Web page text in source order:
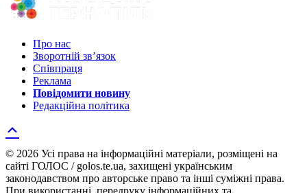
Про нас
Зворотній зв’язок
Співпраця
Реклама
Повідомити новину
Редакційна політика
© 2026 Усі права на інформаційні матеріали, розміщені на
сайті ГОЛОС / golos.te.ua, захищені українським
законодавством про авторське право та інші суміжні права.
При використанні, передруку інформаційних та